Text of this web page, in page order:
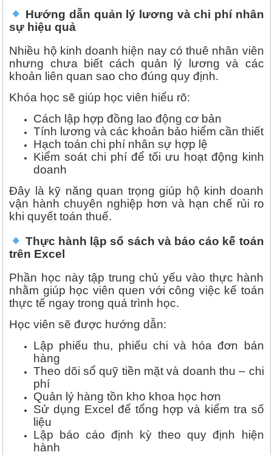
Hướng dẫn quản lý lương và chi phí nhân
sự hiệu quả
Nhiều hộ kinh doanh hiện nay có thuê nhân viên
nhưng chưa biết cách quản lý lương và các
khoản liên quan sao cho đúng quy định.
Khóa học sẽ giúp học viên hiểu rõ:
Cách lập hợp đồng lao động cơ bản
Tính lương và các khoản bảo hiểm cần thiết
Hạch toán chi phí nhân sự hợp lệ
Kiểm soát chi phí để tối ưu hoạt động kinh
doanh
Đây là kỹ năng quan trọng giúp hộ kinh doanh
vận hành chuyên nghiệp hơn và hạn chế rủi ro
khi quyết toán thuế.
Thực hành lập sổ sách và báo cáo kế toán
trên Excel
Phần học này tập trung chủ yếu vào thực hành
nhằm giúp học viên quen với công việc kế toán
thực tế ngay trong quá trình học.
Học viên sẽ được hướng dẫn:
Lập phiếu thu, phiếu chi và hóa đơn bán
hàng
Theo dõi sổ quỹ tiền mặt và doanh thu – chi
phí
Quản lý hàng tồn kho khoa học hơn
Sử dụng Excel để tổng hợp và kiểm tra số
liệu
Lập báo cáo định kỳ theo quy định hiện
hành